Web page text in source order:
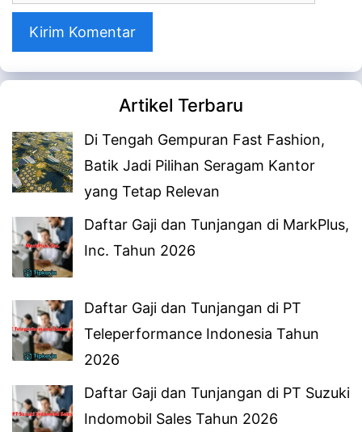
web
Artikel Terbaru
Di Tengah Gempuran Fast Fashion,
Batik Jadi Pilihan Seragam Kantor
yang Tetap Relevan
Daftar Gaji dan Tunjangan di MarkPlus,
Inc. Tahun 2026
Daftar Gaji dan Tunjangan di PT
Teleperformance Indonesia Tahun
2026
Daftar Gaji dan Tunjangan di PT Suzuki
Indomobil Sales Tahun 2026